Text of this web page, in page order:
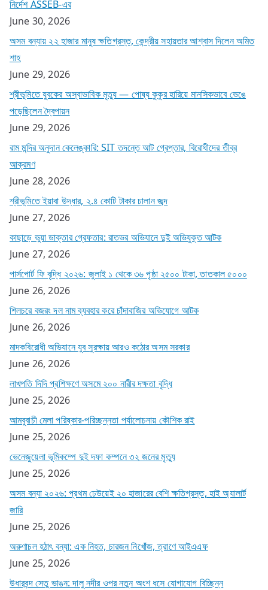
নির্দেশ ASSEB-এর
June 30, 2026
অসম বন্যায় ২২ হাজার মানুষ ক্ষতিগ্রস্ত, কেন্দ্রীয় সহায়তার আশ্বাস দিলেন অমিত
শাহ
June 29, 2026
শ্রীভূমিতে যুবকের অস্বাভাবিক মৃত্যু — পোষ্য কুকুর হারিয়ে মানসিকভাবে ভেঙে
পড়েছিলেন দ্বৈপায়ন
June 29, 2026
রাম মন্দির অনুদান কেলেঙ্কারি: SIT তদন্তে আট গ্রেপ্তার, বিরোধীদের তীব্র
আক্রমণ
June 28, 2026
শ্রীভূমিতে ইয়াবা উদ্ধার, ২.৪ কোটি টাকার চালান জব্দ
June 27, 2026
কাছাড়ে ভুয়া ডাক্তার গ্রেফতার: রাতভর অভিযানে দুই অভিযুক্ত আটক
June 27, 2026
পার্সপোর্ট ফি বৃদ্ধি ২০২৬: জুলাই ১ থেকে ৩৬ পৃষ্ঠা ২৫০০ টাকা, তাতকাল ৫০০০
June 26, 2026
শিলচরে বজরং দল নাম ব্যবহার করে চাঁদাবাজির অভিযোগে আটক
June 26, 2026
মাদকবিরোধী অভিযানে যুব সুরক্ষায় আরও কঠোর অসম সরকার
June 26, 2026
লাখপতি দিদি প্রশিক্ষণে অসমে ২০০ নারীর দক্ষতা বৃদ্ধি
June 25, 2026
আমবুবাচী মেলা পরিষ্কার-পরিচ্ছন্নতা পর্যালোচনায় কৌশিক রাই
June 25, 2026
ভেনেজুয়েলা ভূমিকম্পে দুই দফা কম্পনে ৩২ জনের মৃত্যু
June 25, 2026
অসম বন্যা ২০২৬: প্রথম ঢেউয়েই ২০ হাজারের বেশি ক্ষতিগ্রস্ত, হাই অ্যালার্ট
জারি
June 25, 2026
অরুণাচল হঠাৎ বন্যা: এক নিহত, চারজন নিখোঁজ, ত্রাণে আইএএফ
June 25, 2026
উধারবন্দ সেতু ভাঙন: দালু নদীর ওপর নতুন অংশ ধসে যোগাযোগ বিচ্ছিন্ন